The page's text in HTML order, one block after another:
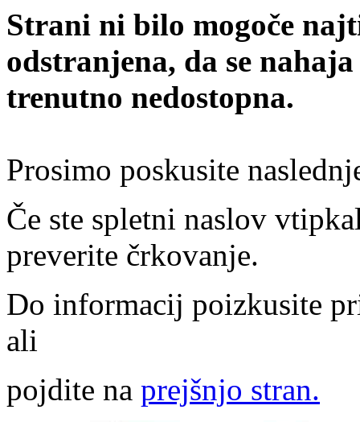
Strani ni bilo mogoče
odstranjena, da se
trenutno nedostopna.
Prosimo poskusite
Če ste spletni naslov
preverite črkovanje.
Do informacij poizkusite
ali
pojdite na prejšnjo stran.